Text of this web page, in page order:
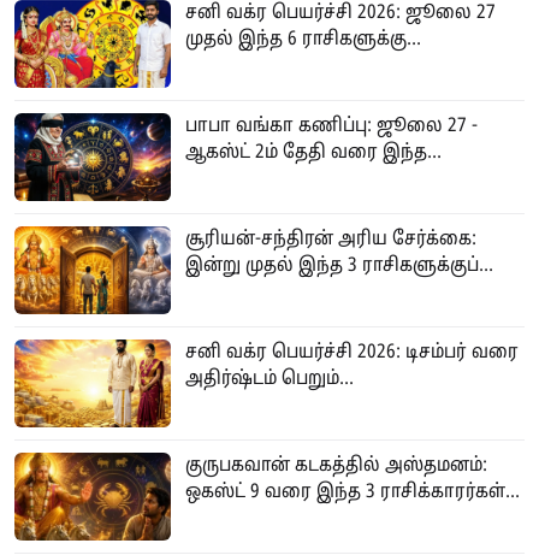
சனி வக்ர பெயர்ச்சி 2026: ஜூலை 27
முதல் இந்த 6 ராசிகளுக்கு...
பாபா வங்கா கணிப்பு: ஜூலை 27 -
ஆகஸ்ட் 2ம் தேதி வரை இந்த...
சூரியன்-சந்திரன் அரிய சேர்க்கை:
இன்று முதல் இந்த 3 ராசிகளுக்குப்...
சனி வக்ர பெயர்ச்சி 2026: டிசம்பர் வரை
அதிர்ஷ்டம் பெறும்...
குருபகவான் கடகத்தில் அஸ்தமனம்:
ஒகஸ்ட் 9 வரை இந்த 3 ராசிக்காரர்கள்...